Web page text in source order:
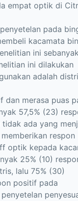
empat optik di
pada
kacamata
ini
ini dilakukan
adalah
dan merasa puas
57,5% (23)
ada yang
respon
optik kepada
25% (10)
lalu 75% (30)
positif pada